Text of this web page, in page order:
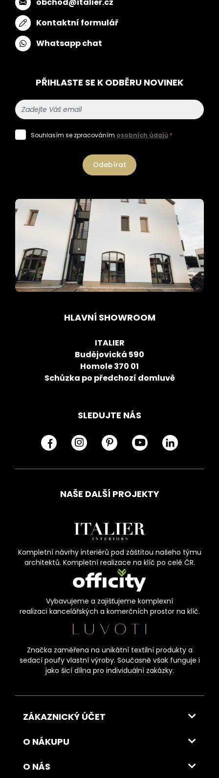
obchod@italier.cz
Kontaktní formulář
Whatsapp chat
PŘIHLASTE SE K ODBĚRU NOVINEK
Souhlasím se zpracováním osobních údajů *
Odebírat
HLAVNÍ SHOWROOM
ITALIER
Budějovická 590
Homole 370 01
Schůzka po předchozí domluvě
SLEDUJTE NÁS
NAŠE DALŠÍ PROJEKTY
Kompletní návrhy interiérů pod záštitou našeho týmu
architektů. Kompletní realizace na klíč po celé ČR.
Vybavujeme a zajišťujeme komplexní
realizaci kancelářských a komerčních prostor na klíč.
Značka zaměřena na unikátní textilní produkty a
sedací poufy vlastní výroby. Současně však funguje i
jako šicí dílna pro individuální zakázky.
ZÁKAZNICKÝ ÚČET
O NÁKUPU
O NÁS